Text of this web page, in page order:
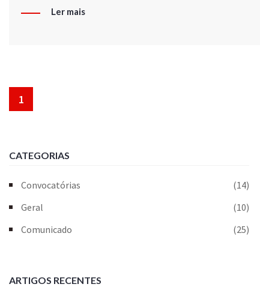
Ler mais
1
CATEGORIAS
Convocatórias
(14)
Geral
(10)
Comunicado
(25)
ARTIGOS RECENTES